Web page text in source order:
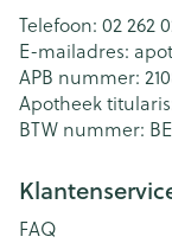
Telefoon: 02 262
E-mailadres:
APB nummer:
Apotheek
BTW nummer:
FAQ